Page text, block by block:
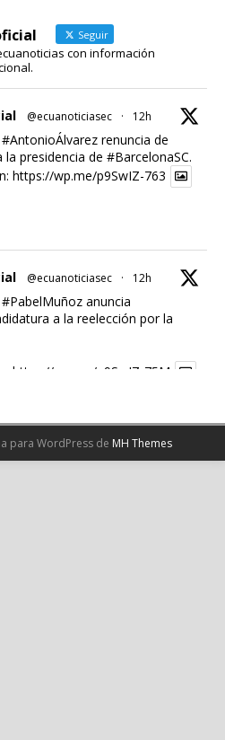
Seguir
con información
@ecuanoticiasec · 12h
#AntonioÁlvarezrenuncia de
presidencia de #BarcelonaSC.
https://wp.me/p9SwIZ-763
@ecuanoticiasec · 12h
#PabelMuñozanuncia
a la reelección por la
https://wp.me/p9SwIZ-75M
más
para WordPress de MH Themes